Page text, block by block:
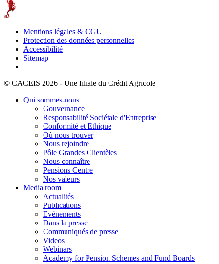
Mentions légales & CGU
Protection des données personnelles
Accessibilité
Sitemap
© CACEIS 2026 - Une filiale du Crédit Agricole
Qui sommes-nous
Gouvernance
Responsabilité Sociétale d'Entreprise
Conformité et Ethique
Où nous trouver
Nous rejoindre
Pôle Grandes Clientèles
Nous connaître
Pensions Centre
Nos valeurs
Media room
Actualités
Publications
Evénements
Dans la presse
Communiqués de presse
Videos
Webinars
Academy for Pension Schemes and Fund Boards